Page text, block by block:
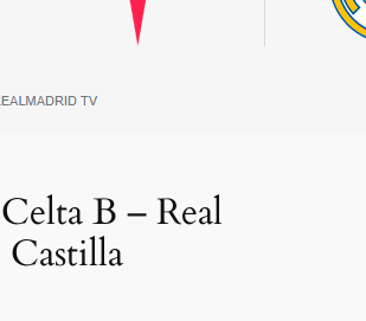
B – Real